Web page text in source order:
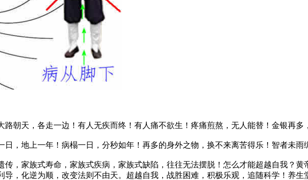
天，各走一边！有人无疾而终！有人痛不欲生！疼痛煎熬，无人能替！金银再多
地上一年！病榻一日，分秒如年！再多的身外之物，换不来离苦得乐！智者未雨
家族式寿命，家族式疾病，家族式缺陷，往往无法摆脱！怎么才能超越自我？黄
，化逆为顺，改变法则不由天。超越自我，战胜困难，积极乐观，追随科学！养生